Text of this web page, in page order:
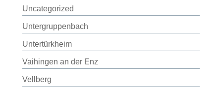
Uncategorized
Untergruppenbach
Untertürkheim
Vaihingen an der Enz
Vellberg